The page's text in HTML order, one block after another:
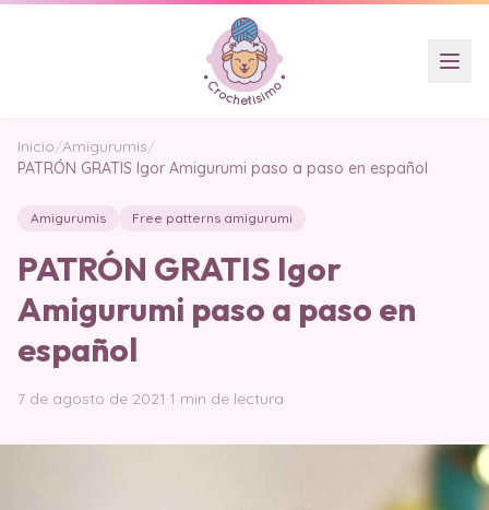
Inicio/Amigurumis/
PATRÓN GRATIS Igor Amigurumi paso a paso en español
Amigurumis Free patterns amigurumi
PATRÓN GRATIS Igor
Amigurumi paso a paso en
español
7 de agosto de 2021·1 min de lectura